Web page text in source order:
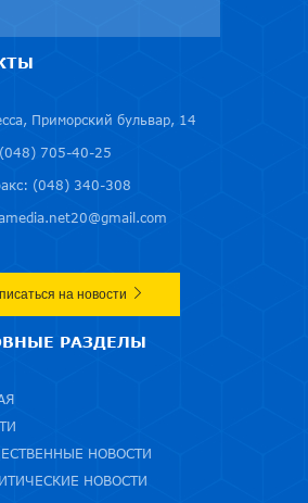
Приморский бульвар, 14
705-40-25
(048) 340-308
на новости
РАЗДЕЛЫ
НОВОСТИ
НОВОСТИ